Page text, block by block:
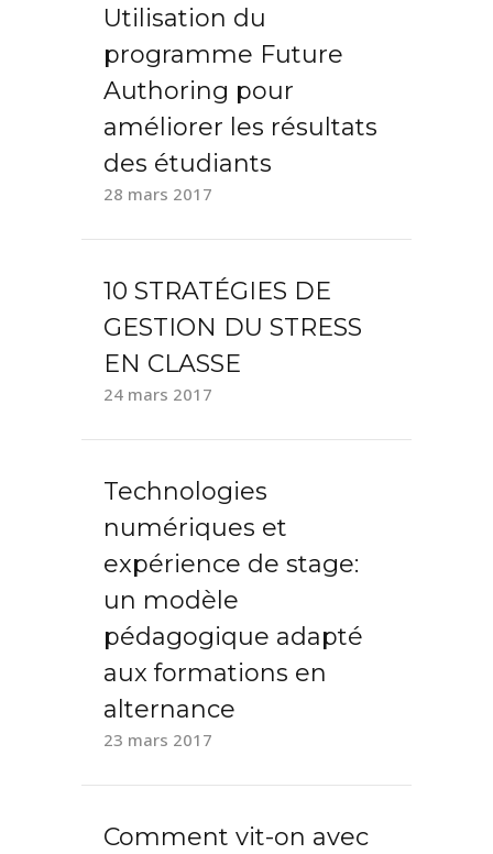
Utilisation du
programme Future
Authoring pour
améliorer les résultats
des étudiants
28 mars 2017
10 STRATÉGIES DE
GESTION DU STRESS
EN CLASSE
24 mars 2017
Technologies
numériques et
expérience de stage:
un modèle
pédagogique adapté
aux formations en
alternance
23 mars 2017
Comment vit-on avec